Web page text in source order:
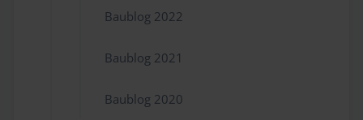
Baublog 2022
Baublog 2021
Baublog 2020